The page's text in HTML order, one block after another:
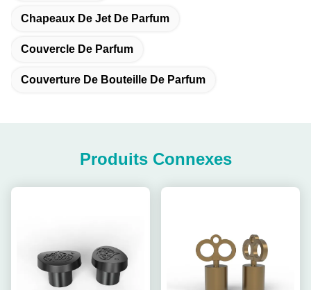
Chapeaux De Jet De Parfum
Couvercle De Parfum
Couverture De Bouteille De Parfum
Produits Connexes